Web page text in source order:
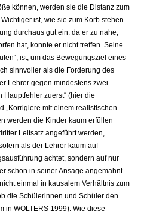
können, werden sie die Distanz zum
ist, wie sie zum Korb stehen.
durchaus gut ein: da er zu nahe,
hat, konnte er nicht treffen. Seine
ist, um das Bewegungsziel eines
sinnvoller als die Forderung des
Lehrer gegen mindestens zwei
Hauptfehler zuerst“ (hier die
„Korrigiere mit einem realistischen
werden die Kinder kaum erfüllen
Leitsatz angeführt werden,
als der Lehrer kaum auf
achtet, sondern auf nur
schon in seiner Ansage angemahnt
einmal in kausalem Verhältnis zum
die Schülerinnen und Schüler den
in WOLTERS 1999). Wie diese